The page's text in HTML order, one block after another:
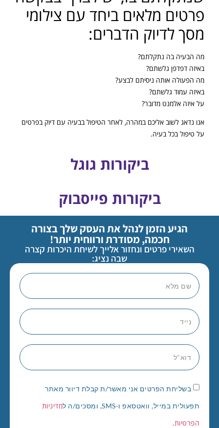
פרטים מלאים ביחד עם צילומי
מסך לדיוק הדברים:
מה הבעיה בה נתקלתם?
באיזה דפדפן גלשתם?
מה הפעולה אותה ניסיתם לבצע?
באיזה עמוד גלשתם?
על איזה אלמנט מדובר?
אנו נדאג לשוב אליכם במהרה, לאחר הטיפול בבעיה עם דיוק בפרטים
על טיפול בכל בעיה.
ביקורות גוגל
ביקורות פייסבוק
הגיע הזמן לנהל את העסק שלך בצורה
חכמה, מסודרת ורווחית יותר!
השאירי פרטים ונחזור אלייך לשיחת היכרות קצרה
שבה נציג:
בשליחת הפרטים אני מאשר/ת קבלת דיוור מאתר
תפעולית במייל, וואטסאפ ו-SMS, ומסכים/ה ל
מדיניות
הפרטיות.